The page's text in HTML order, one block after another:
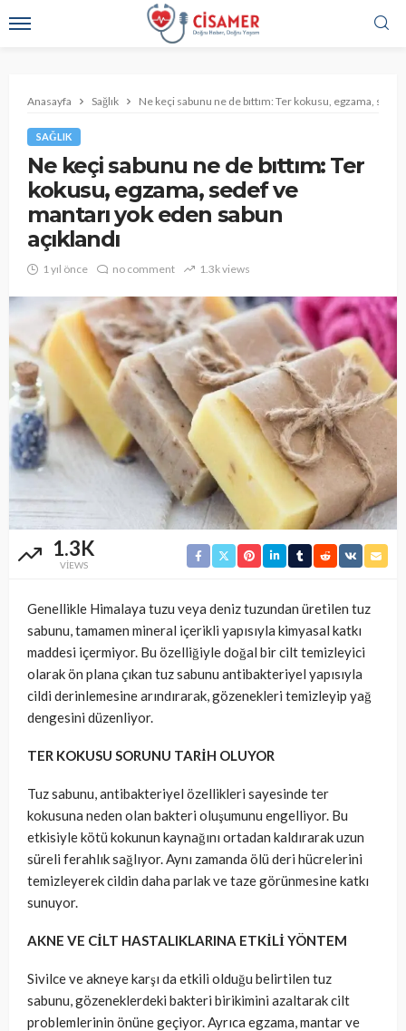
Anasayfa Sağlık Ne keçi sabunu ne de bıttım: Ter kokusu, egzama,
SAĞLIK
Ne keçi sabunu ne de bıttım: Ter
kokusu, egzama, sedef ve
mantarı yok eden sabun
açıklandı
1 yıl önce no comment 1.3k views
1.3K
VIEWS
Genellikle Himalaya tuzu veya deniz tuzundan üretilen tuz
sabunu, tamamen mineral içerikli yapısıyla kimyasal katkı
maddesi içermiyor. Bu özelliğiyle doğal bir cilt temizleyici
olarak ön plana çıkan tuz sabunu antibakteriyel yapısıyla
cildi derinlemesine arındırarak, gözenekleri temizleyip yağ
dengesini düzenliyor.
TER KOKUSU SORUNU TARİH OLUYOR
Tuz sabunu, antibakteriyel özellikleri sayesinde ter
kokusuna neden olan bakteri oluşumunu engelliyor. Bu
etkisiyle kötü kokunun kaynağını ortadan kaldırarak uzun
süreli ferahlık sağlıyor. Aynı zamanda ölü deri hücrelerini
temizleyerek cildin daha parlak ve taze görünmesine katkı
sunuyor.
AKNE VE CİLT HASTALIKLARINA ETKİLİ YÖNTEM
Sivilce ve akneye karşı da etkili olduğu belirtilen tuz
sabunu, gözeneklerdeki bakteri birikimini azaltarak cilt
problemlerinin önüne geçiyor. Ayrıca egzama, mantar ve